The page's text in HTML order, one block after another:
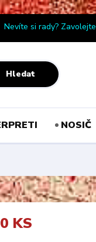
Hledat
Nevíte si rady?
NOSIČ
KS